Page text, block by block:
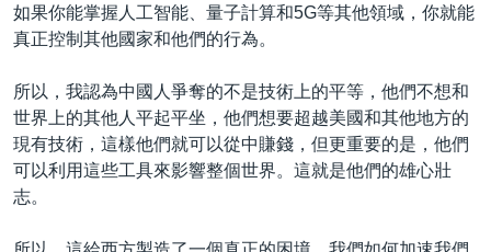
如果你能掌握人工智能、量子計算和5G等其他領域，你就能
真正控制其他國家和他們的行為。
所以，我認為中國人爭奪的不是技術上的平等，他們不想和
世界上的其他人平起平坐，他們想要超越美國和其他地方的
現有技術，這樣他們就可以從中賺錢，但更重要的是，他們
可以利用這些工具來影響整個世界。這就是他們的雄心壯
志。